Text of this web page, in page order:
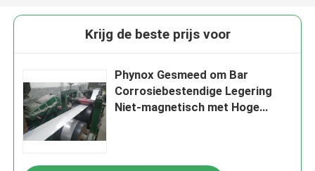
Krijg de beste prijs voor
Phynox Gesmeed om Bar
Corrosiebestendige Legering
Niet-magnetisch met Hoge